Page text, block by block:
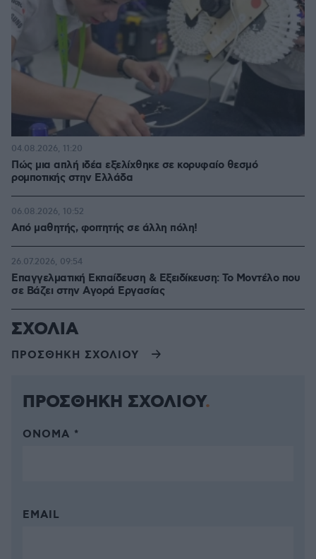
Πώς μια απλή ιδέα εξελίχθηκε σε κορυφαίο θεσμό
ρομποτικής στην Ελλάδα
04.08.2026, 11:20
Από μαθητής, φοιτητής σε άλλη πόλη!
06.08.2026, 10:52
Επαγγελματική Εκπαίδευση & Εξειδίκευση: Το Mοντέλο που
σε Bάζει στην Aγορά Eργασίας
26.07.2026, 09:54
ΣΧΟΛΙΑ
ΠΡΟΣΘΗΚΗ ΣΧΟΛΙΟΥ
ΠΡΟΣΘΗΚΗ ΣΧΟΛΙΟΥ
ΌΝΟΜΑ *
EMAIL